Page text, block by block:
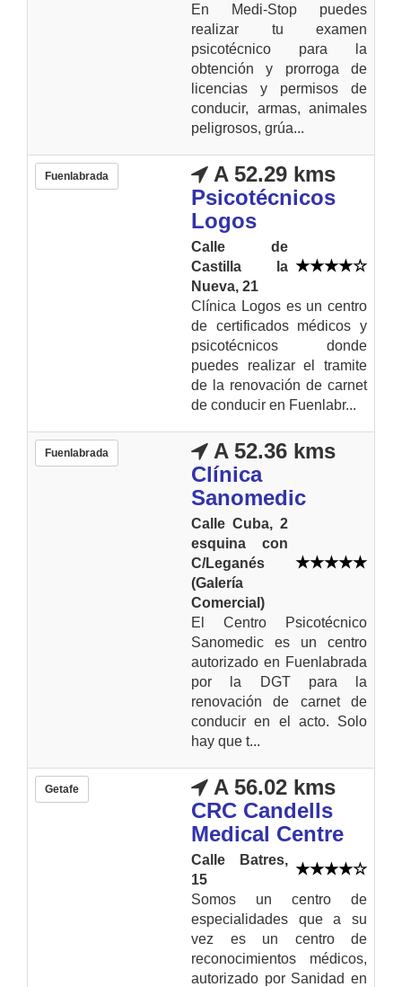
En Medi-Stop puedes
realizar tu examen
psicotécnico para la
obtención y prorroga de
licencias y permisos de
conducir, armas, animales
peligrosos, grúa...
Fuenlabrada
A 52.29 kms
Psicotécnicos
Logos
Calle de
Castilla la
Nueva, 21
Clínica Logos es un centro
de certificados médicos y
psicotécnicos donde
puedes realizar el tramite
de la renovación de carnet
de conducir en Fuenlabr...
Fuenlabrada
A 52.36 kms
Clínica
Sanomedic
Calle Cuba, 2
esquina con
C/Leganés
(Galería
Comercial)
El Centro Psicotécnico
Sanomedic es un centro
autorizado en Fuenlabrada
por la DGT para la
renovación de carnet de
conducir en el acto. Solo
hay que t...
Getafe
A 56.02 kms
CRC Candells
Medical Centre
Calle Batres,
15
Somos un centro de
especialidades que a su
vez es un centro de
reconocimientos médicos,
autorizado por Sanidad en